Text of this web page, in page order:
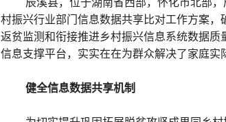
辰溪县，位于湖南省西部，怀化市北部
村振兴行业部门信息数据共享比对工作方案
返贫监测和衔接推进乡村振兴信息系统数据
信息支撑平台，实实在在为群众解决了家庭实
健全信息数据共享机制